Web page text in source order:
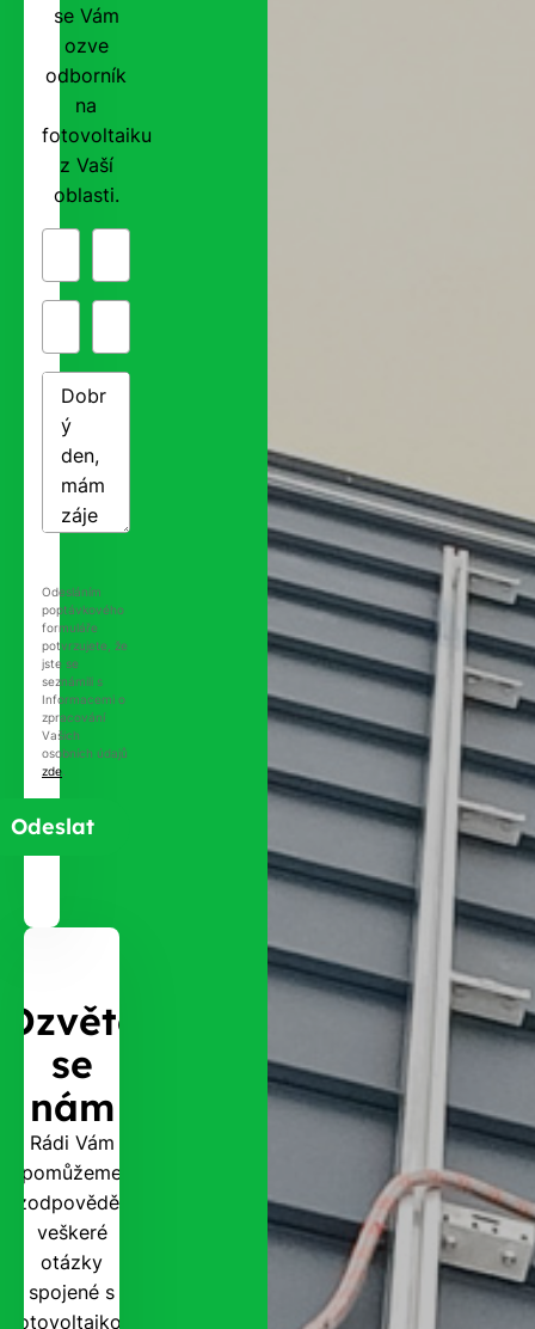
Ozvěte
se
nám
Rádi Vám
pomůžeme
zodpovědět
veškeré
otázky
spojené s
fotovoltaikou
se Vám
ozve
odborník
na
fotovoltaiku
z Vaší
oblasti.
Odesláním
poptávkového
formuláře
potvrzujete, že
jste se
seznámili s
Informacemi o
zpracování
Vašich
osobních údajů
zde